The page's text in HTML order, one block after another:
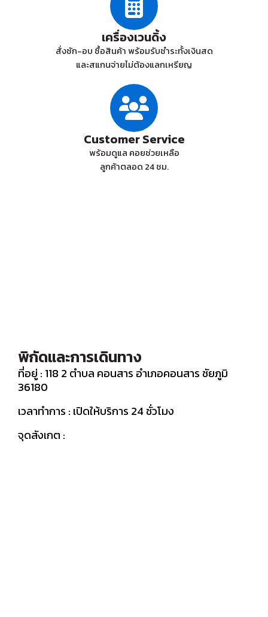
เครื่องเวนดิ้ง
สั่งซัก-อบ ซื้อสินค้า พร้อมรับชำระทั้งเงินสด
และสแกนจ่ายไม่ต้องแลกเหรียญ
Customer Service
พร้อมดูแล คอยช่วยเหลือ
ลูกค้าตลอด 24 ชม.
พิกัดและการเดินทาง
ที่อยู่ : 118 2 ตำบล คอนสาร อำเภอคอนสาร ชัยภูมิ
36180
เวลาทำการ : เปิดให้บริการ 24 ชั่วโมง
จุดสังเกต :